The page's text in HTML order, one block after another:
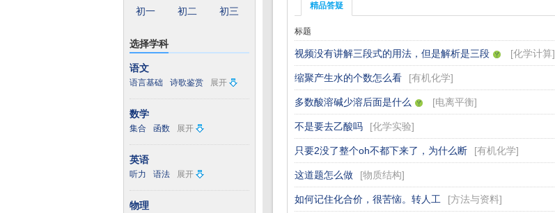
初一
初二 初三
选择学科
语文
语言基础 诗歌鉴赏 展开
数学
集合 函数 展开
英语
听力 语法 展开
物理
精品答疑
标题
视频没有讲解三段式的用法，但是解析是三段 [化学计算]
缩聚产生水的个数怎么看 [有机化学]
多数酸溶碱少溶后面是什么 [电离平衡]
不是要去乙酸吗 [化学实验]
只要2没了整个oh不都下来了，为什么断 [有机化学]
这道题怎么做 [物质结构]
如何记住化合价，很苦恼。转人工 [方法与资料]